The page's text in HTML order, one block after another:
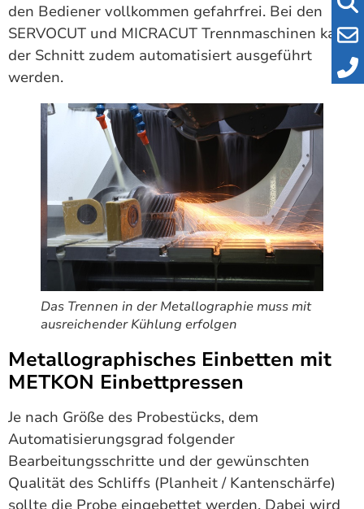
den Bediener vollkommen gefahrfrei. Bei den
SERVOCUT und MICRACUT Trennmaschinen kann
der Schnitt zudem automatisiert ausgeführt
werden.
Das Trennen in der Metallographie muss mit
ausreichender Kühlung erfolgen
Metallographisches Einbetten mit
METKON Einbettpressen
Je nach Größe des Probestücks, dem
Automatisierungsgrad folgender
Bearbeitungsschritte und der gewünschten
Qualität des Schliffs (Planheit / Kantenschärfe)